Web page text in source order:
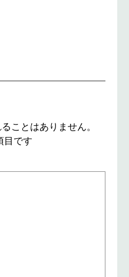
ことはありません。
目です